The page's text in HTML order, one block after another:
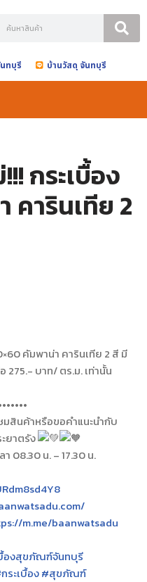
ทบุรี บ้านวัสดุ จันทบุรี
กระเบื้อง
คารินเทีย 2
คัมพาน่า คารินเทีย 2 สี มี
275.- บาท/ ตร.ม. เท่านั้น
มสินค้าหรือขอคำแนะนำกับ
ยาตรัง
า 08.30 น. – 17.30 น.
m.me/baanwatsadu
องสุขภัณฑ์จันทบุรี
ระเบื้อง#สุขภัณฑ์